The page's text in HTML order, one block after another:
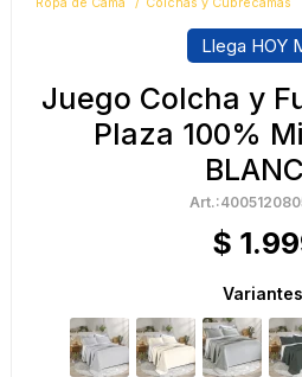
Ropa de Cama Colchas y Cubrecamas
Llega HOY
Juego Colcha y
Plaza 100%
$